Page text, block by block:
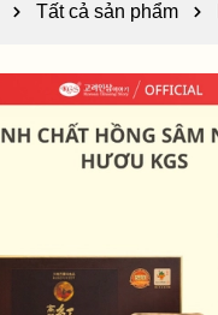
Tất cả sản phẩm